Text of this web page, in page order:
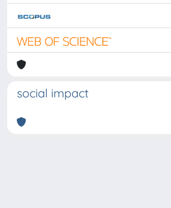
social impact